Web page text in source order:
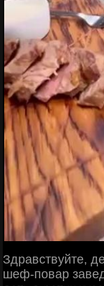
Здравствуйте,
шеф-повар